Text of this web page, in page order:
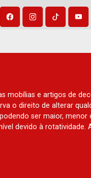
mobílias e artigos de
o direito de alterar
ser maior,
devido à